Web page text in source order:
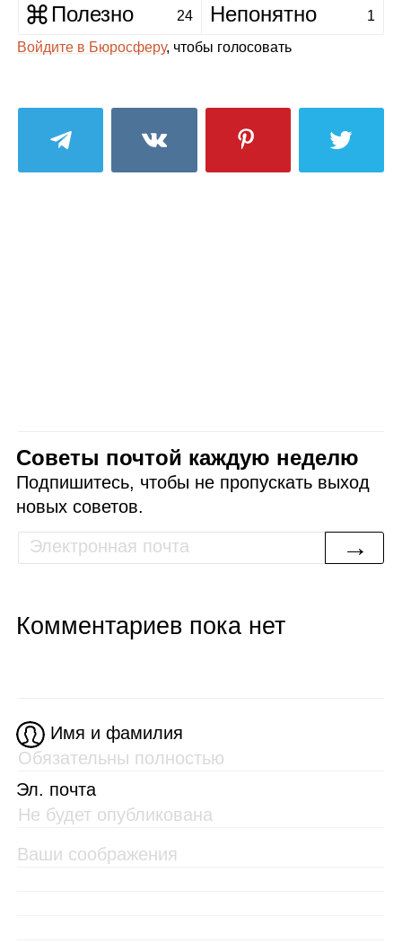
Полезно 24 Непонятно 1
Войдите в Бюросферу, чтобы голосовать
Советы почтой каждую неделю
Подпишитесь, чтобы не пропускать выход
новых советов.
→
Комментариев пока нет
Имя и фамилия
Эл. почта